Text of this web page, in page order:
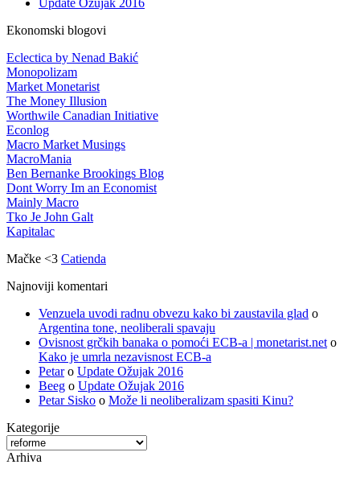
Update Ožujak 2016
Ekonomski blogovi
Eclectica by Nenad Bakić
Monopolizam
Market Monetarist
The Money Illusion
Worthwile Canadian Initiative
Econlog
Macro Market Musings
MacroMania
Ben Bernanke Brookings Blog
Dont Worry Im an Economist
Mainly Macro
Tko Je John Galt
Kapitalac
Mačke <3 Catienda
Najnoviji komentari
Venzuela uvodi radnu obvezu kako bi zaustavila glad o
Argentina tone, neoliberali spavaju
Ovisnost grčkih banaka o pomoći ECB-a | monetarist.net o
Kako je umrla nezavisnost ECB-a
Petaro Update Ožujak 2016
Beeg o Update Ožujak 2016
Petar Sisko o Može li neoliberalizam spasiti Kinu?
Kategorije
Kategorije
Arhiva